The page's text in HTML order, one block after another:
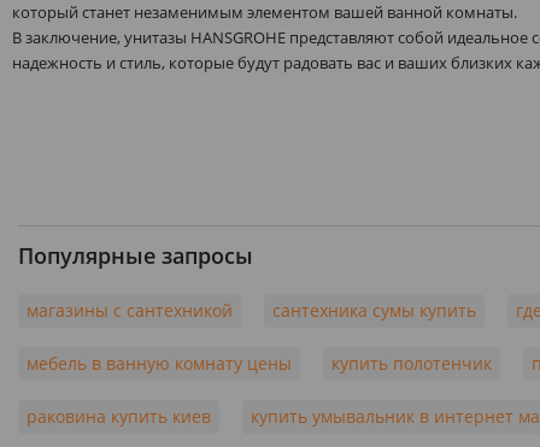
который станет незаменимым элементом вашей ванной комнаты.
В заключение, унитазы HANSGROHE представляют собой
надежность и стиль, которые будут радовать вас и ваших близких
Популярные запросы
магазины с сантехникой сантехника сумы купить
мебель в ванную комнату цены купить полотенчик
раковина купить киев купить умывальник в интернет